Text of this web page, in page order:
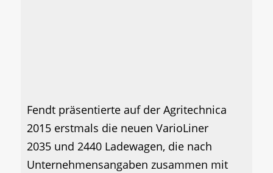
Fendt präsentierte auf der Agritechnica
2015 erstmals die neuen VarioLiner
2035 und 2440 Ladewagen, die nach
Unternehmensangaben zusammen mit